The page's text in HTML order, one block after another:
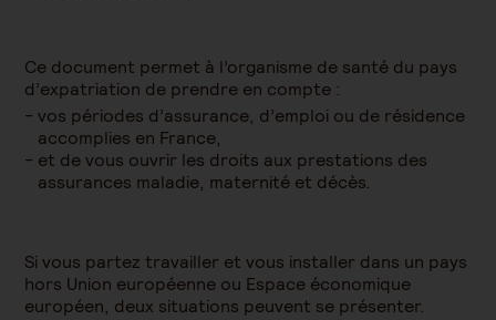
Ce document permet à l’organisme de santé du pays
d’expatriation de prendre en compte :
vos périodes d’assurance, d’emploi ou de résidence
accomplies en France,
et de vous ouvrir les droits aux prestations des
assurances maladie, maternité et décès.
Si vous partez travailler et vous installer dans un pays
hors Union européenne ou Espace économique
européen, deux situations peuvent se présenter.